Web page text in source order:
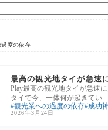
度の依存
最高の観光地タイが急速
Play最高の観光地タイが急速
タイで今、一体何が起きてい
観光業への過度の依存 成功
2026年3月24日